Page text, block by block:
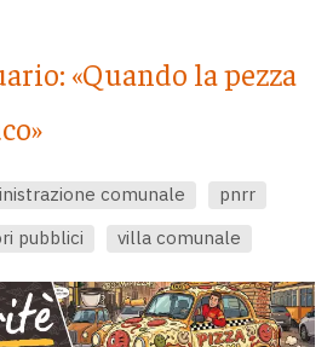
«Quando la pezza
comunale
pnrr
pubblici villa comunale